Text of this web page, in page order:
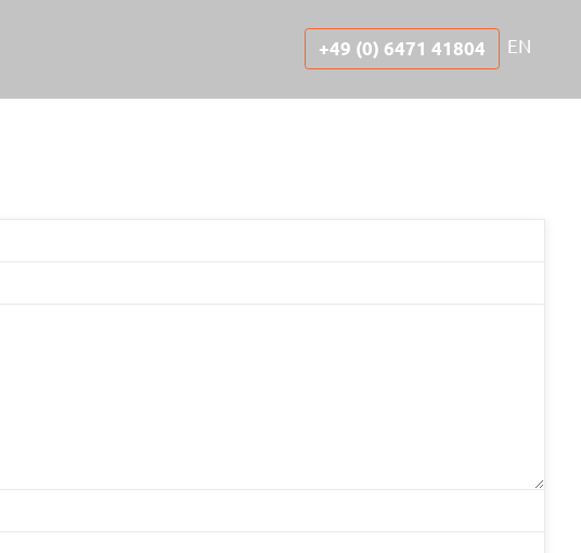
+49 (0) 6471 41804 EN